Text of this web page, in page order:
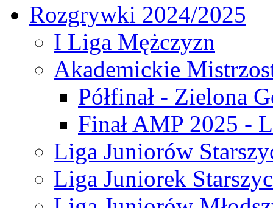
Rozgrywki 2024/2025
I Liga Mężczyzn
Akademickie
Półfinał - Zielona
Finał AMP 2025 -
Liga Juniorów
Liga Juniorek